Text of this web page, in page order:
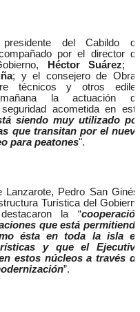
del Cabildo
por el director
Héctor Suárez;
; y el consejero de
técnicos y otros
la actuación
acometida en
siendo muy utilizado
que transitan por el
para peatones".
Lanzarote, Pedro San
Turística del
la “
que está
ésta en toda la isla
y que el
estos núcleos a través
”.